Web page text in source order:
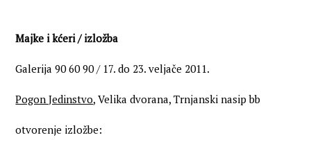
Majke i kćeri / izložba
Galerija 90 60 90 / 17. do 23. veljače 2011.
Pogon Jedinstvo, Velika dvorana, Trnjanski nasip bb
otvorenje izložbe: